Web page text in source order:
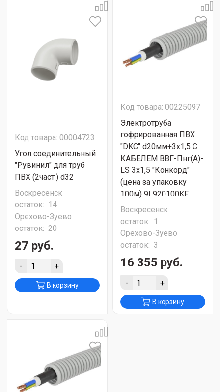
Код товара: 00004723
Угол соединительный
"Рувинил" для труб
ПВХ (2част.) d32
Воскресенск
остаток: 14
Орехово-Зуево
остаток: 20
27 руб.
- +
В корзину
Код товара: 00225097
Электротруба
гофрированная ПВХ
"DKC" d20мм+3х1,5 С
КАБЕЛЕМ ВВГ-Пнг(А)-
LS 3х1,5 "Конкорд"
(цена за упаковку
100м) 9L920100KF
Воскресенск
остаток: 1
Орехово-Зуево
остаток: 3
16 355 руб.
- +
В корзину